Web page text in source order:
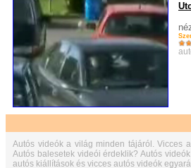
Autós videók a világ minden tájáról. Vicces
Autós balesetek videói érdeklik? Autós
autós kiállítások és vicces autós videók